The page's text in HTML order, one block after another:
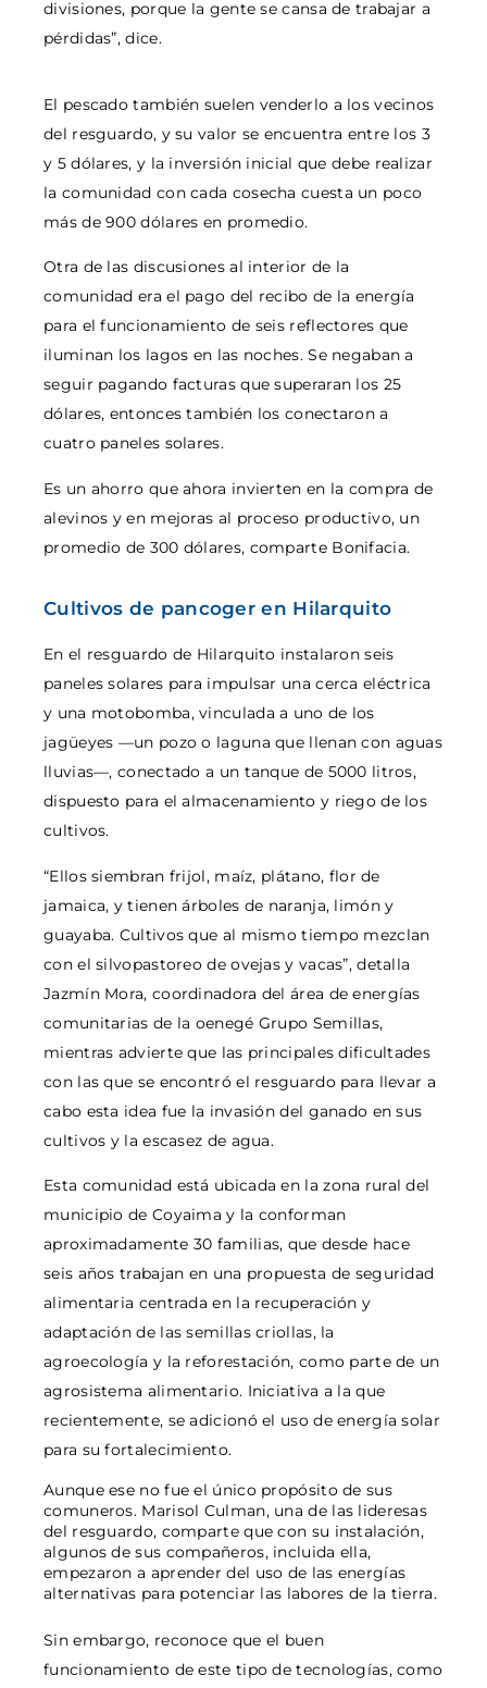
divisiones, porque la gente se cansa de trabajar a
pérdidas”, dice.
El pescado también suelen venderlo a los vecinos
del resguardo, y su valor se encuentra entre los 3
y 5 dólares, y la inversión inicial que debe realizar
la comunidad con cada cosecha cuesta un poco
más de 900 dólares en promedio.
Otra de las discusiones al interior de la
comunidad era el pago del recibo de la energía
para el funcionamiento de seis reflectores que
iluminan los lagos en las noches. Se negaban a
seguir pagando facturas que superaran los 25
dólares, entonces también los conectaron a
cuatro paneles solares.
Es un ahorro que ahora invierten en la compra de
alevinos y en mejoras al proceso productivo, un
promedio de 300 dólares, comparte Bonifacia.
Cultivos de pancoger en Hilarquito
En el resguardo de Hilarquito instalaron seis
paneles solares para impulsar una cerca eléctrica
y una motobomba, vinculada a uno de los
jagüeyes —un pozo o laguna que llenan con aguas
lluvias—, conectado a un tanque de 5000 litros,
dispuesto para el almacenamiento y riego de los
cultivos.
“Ellos siembran frijol, maíz, plátano, flor de
jamaica, y tienen árboles de naranja, limón y
guayaba. Cultivos que al mismo tiempo mezclan
con el silvopastoreo de ovejas y vacas”, detalla
Jazmín Mora, coordinadora del área de energías
comunitarias de la oenegé Grupo Semillas,
mientras advierte que las principales dificultades
con las que se encontró el resguardo para llevar a
cabo esta idea fue la invasión del ganado en sus
cultivos y la escasez de agua.
Esta comunidad está ubicada en la zona rural del
municipio de Coyaima y la conforman
aproximadamente 30 familias, que desde hace
seis años trabajan en una propuesta de seguridad
alimentaria centrada en la recuperación y
adaptación de las semillas criollas, la
agroecología y la reforestación, como parte de un
agrosistema alimentario. Iniciativa a la que
recientemente, se adicionó el uso de energía solar
para su fortalecimiento.
Aunque ese no fue el único propósito de sus
comuneros. Marisol Culman, una de las lideresas
del resguardo, comparte que con su instalación,
algunos de sus compañeros, incluida ella,
empezaron a aprender del uso de las energías
alternativas para potenciar las labores de la tierra.
Sin embargo, reconoce que el buen
funcionamiento de este tipo de tecnologías, como